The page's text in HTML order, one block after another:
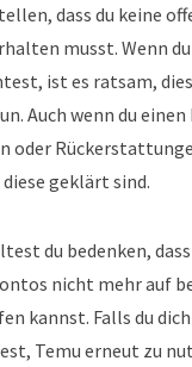
dass du keine
musst. Wenn
ist es ratsam,
Auch wenn du
oder
geklärt sind.
du bedenken,
nicht mehr auf
kannst. Falls du
Temu erneut zu